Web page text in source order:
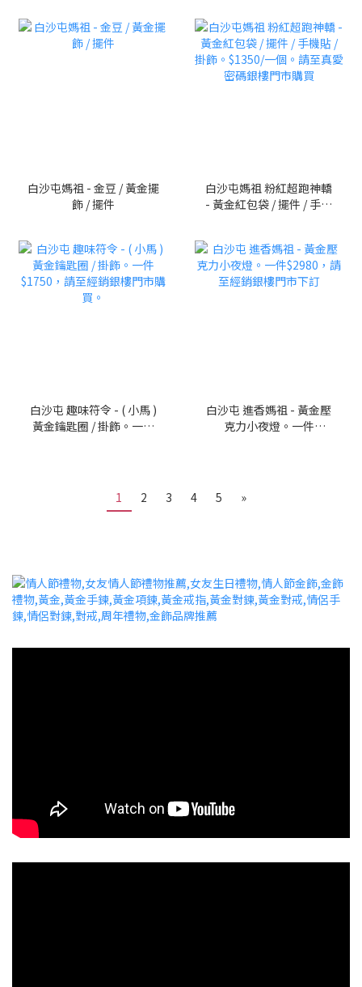
白沙屯媽祖 - 金豆 / 黃金擺
飾 / 擺件
白沙屯媽祖 粉紅超跑神轎
- 黃金紅包袋 / 擺件 / 手機
買
白沙屯 趣味符令 - ( 小馬 )
黃金鑰匙圈 / 掛飾。一件
白沙屯 進香媽祖 - 黃金壓
克力小夜燈。一件
1 2 3 4 5 »